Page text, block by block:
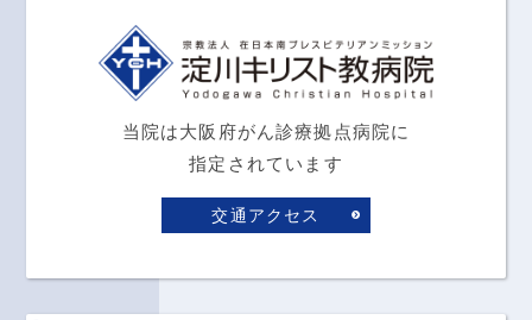
当院は大阪府がん診療拠点病院に
指定されています
交通アクセス